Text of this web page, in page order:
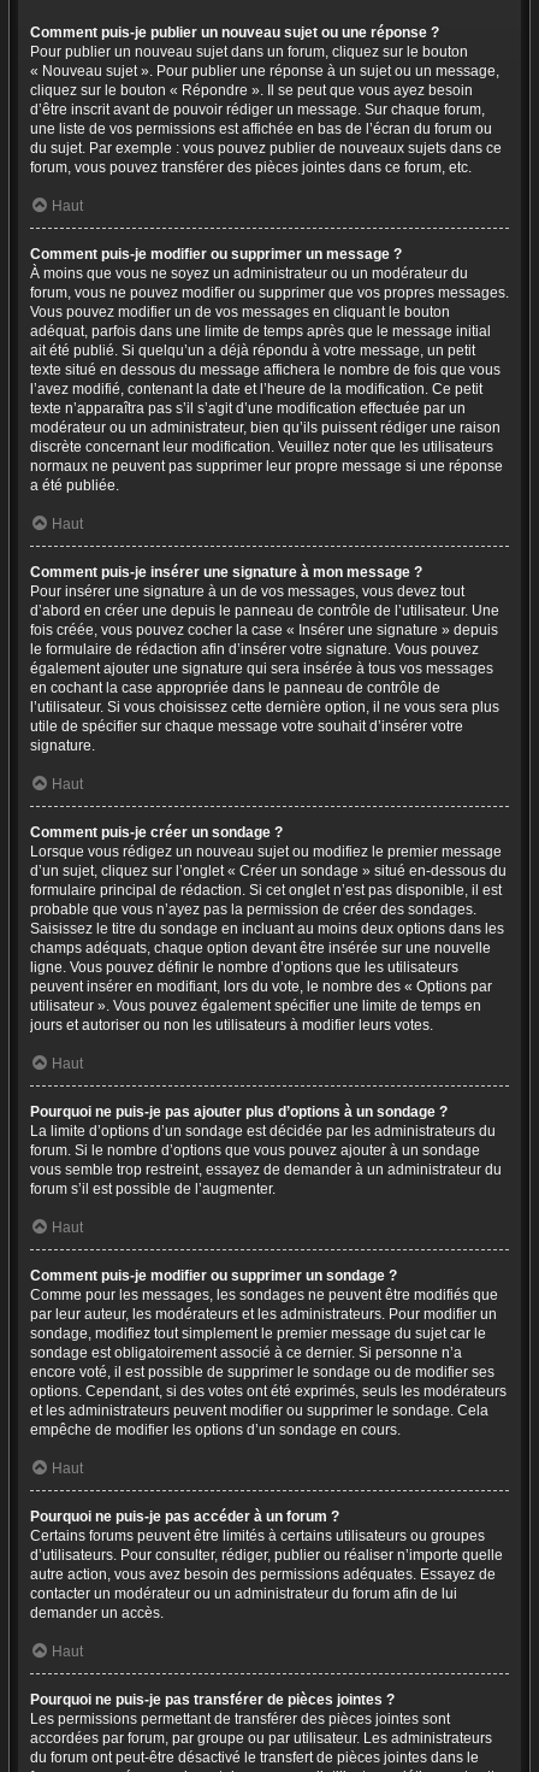
Comment puis-je publier un nouveau sujet ou une réponse ?
Pour publier un nouveau sujet dans un forum, cliquez sur le bouton
« Nouveau sujet ». Pour publier une réponse à un sujet ou un message,
cliquez sur le bouton « Répondre ». Il se peut que vous ayez besoin
d’être inscrit avant de pouvoir rédiger un message. Sur chaque forum,
une liste de vos permissions est affichée en bas de l’écran du forum ou
du sujet. Par exemple : vous pouvez publier de nouveaux sujets dans ce
forum, vous pouvez transférer des pièces jointes dans ce forum, etc.
Haut
Comment puis-je modifier ou supprimer un message ?
À moins que vous ne soyez un administrateur ou un modérateur du
forum, vous ne pouvez modifier ou supprimer que vos propres messages.
Vous pouvez modifier un de vos messages en cliquant le bouton
adéquat, parfois dans une limite de temps après que le message initial
ait été publié. Si quelqu’un a déjà répondu à votre message, un petit
texte situé en dessous du message affichera le nombre de fois que vous
l’avez modifié, contenant la date et l’heure de la modification. Ce petit
texte n’apparaîtra pas s’il s’agit d’une modification effectuée par un
modérateur ou un administrateur, bien qu’ils puissent rédiger une raison
discrète concernant leur modification. Veuillez noter que les utilisateurs
normaux ne peuvent pas supprimer leur propre message si une réponse
a été publiée.
Haut
Comment puis-je insérer une signature à mon message ?
Pour insérer une signature à un de vos messages, vous devez tout
d’abord en créer une depuis le panneau de contrôle de l’utilisateur. Une
fois créée, vous pouvez cocher la case « Insérer une signature » depuis
le formulaire de rédaction afin d’insérer votre signature. Vous pouvez
également ajouter une signature qui sera insérée à tous vos messages
en cochant la case appropriée dans le panneau de contrôle de
l’utilisateur. Si vous choisissez cette dernière option, il ne vous sera plus
utile de spécifier sur chaque message votre souhait d’insérer votre
signature.
Haut
Comment puis-je créer un sondage ?
Lorsque vous rédigez un nouveau sujet ou modifiez le premier message
d’un sujet, cliquez sur l’onglet « Créer un sondage » situé en-dessous du
formulaire principal de rédaction. Si cet onglet n’est pas disponible, il est
probable que vous n’ayez pas la permission de créer des sondages.
Saisissez le titre du sondage en incluant au moins deux options dans les
champs adéquats, chaque option devant être insérée sur une nouvelle
ligne. Vous pouvez définir le nombre d’options que les utilisateurs
peuvent insérer en modifiant, lors du vote, le nombre des « Options par
utilisateur ». Vous pouvez également spécifier une limite de temps en
jours et autoriser ou non les utilisateurs à modifier leurs votes.
Haut
Pourquoi ne puis-je pas ajouter plus d’options à un sondage ?
La limite d’options d’un sondage est décidée par les administrateurs du
forum. Si le nombre d’options que vous pouvez ajouter à un sondage
vous semble trop restreint, essayez de demander à un administrateur du
forum s’il est possible de l’augmenter.
Haut
Comment puis-je modifier ou supprimer un sondage ?
Comme pour les messages, les sondages ne peuvent être modifiés que
par leur auteur, les modérateurs et les administrateurs. Pour modifier un
sondage, modifiez tout simplement le premier message du sujet car le
sondage est obligatoirement associé à ce dernier. Si personne n’a
encore voté, il est possible de supprimer le sondage ou de modifier ses
options. Cependant, si des votes ont été exprimés, seuls les modérateurs
et les administrateurs peuvent modifier ou supprimer le sondage. Cela
empêche de modifier les options d’un sondage en cours.
Haut
Pourquoi ne puis-je pas accéder à un forum ?
Certains forums peuvent être limités à certains utilisateurs ou groupes
d’utilisateurs. Pour consulter, rédiger, publier ou réaliser n’importe quelle
autre action, vous avez besoin des permissions adéquates. Essayez de
contacter un modérateur ou un administrateur du forum afin de lui
demander un accès.
Haut
Pourquoi ne puis-je pas transférer de pièces jointes ?
Les permissions permettant de transférer des pièces jointes sont
accordées par forum, par groupe ou par utilisateur. Les administrateurs
du forum ont peut-être désactivé le transfert de pièces jointes dans le